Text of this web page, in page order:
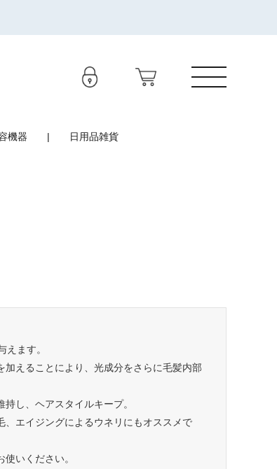
機器 日用品雑貨
えます。
えることにより、光成分をさらに毛髪内部
し、ヘアスタイルキープ。
エイジングによるウネリにもオススメで
いください。